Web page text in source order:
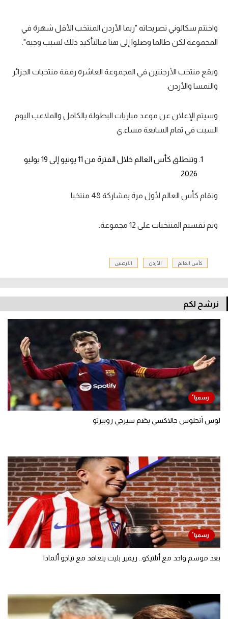
واختتم سكالوني تصريحاته "ربما الأردن المنتخب الأقل شهرة في
المجموعة لكن طالما وصلوا إلى هنا فبالتأكيد ذلك لسبب وجيه".
ويقع منتخب الأرجنتين في المجموعة العاشرة رفقة منتخبات الجزائر
والنمسا والأردن.
وسيتم الإعلان عن موعد مباريات البطولة بالكامل والملاعب اليوم
السبت في تمام السابعة مساء.ي
وتنطلق كأس العالم خلال الفترة من 11 يونيو إلى 19 يوليو
2026.
وتقام كأس العالم لأول مرة بمشاركة 48 منتخبا.
وتم تقسيم المنتخبات على 12 مجموعة.
كأس العالم الأردن الأرجنتين
نرشح لكم
لوس أنجلوس جالاكسي يضم سيرجي روبيرتو
بعد موسم واحد مع أتلتيكو.. ريفير بليت يتعاقد مع تياجو ألمادا